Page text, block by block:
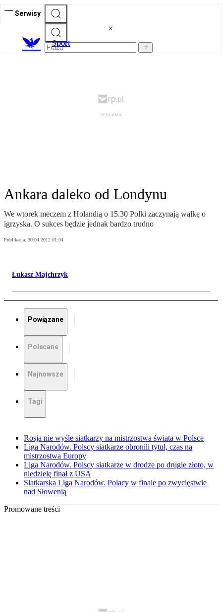
Serwisy
Sport
Ankara daleko od Londynu
We wtorek meczem z Holandią o 15.30 Polki zaczynają walkę o
igrzyska. O sukces będzie jednak bardzo trudno
Publikacja: 30.04.2012 01:04
Łukasz Majchrzyk
Powiązane
Polecane
Najnowsze
Tagi
Rosja nie wyśle siatkarzy na mistrzostwa świata w Polsce
Liga Narodów. Polscy siatkarze obronili tytuł, czas na
mistrzostwa Europy
Liga Narodów. Polscy siatkarze w drodze po drugie złoto, w
niedzielę finał z USA
Siatkarska Liga Narodów. Polacy w finale po zwycięstwie
nad Słowenią
Promowane treści